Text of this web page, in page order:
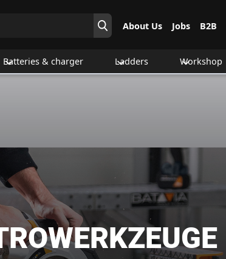
About Us Jobs B2B
Batteries & charger Ladders Workshop